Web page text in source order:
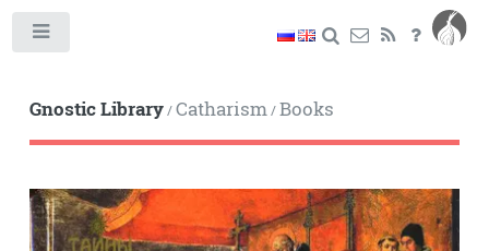
Gnostic Library/Catharism/Books